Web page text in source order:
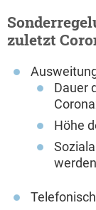
zuletzt
Dauer
Höhe
werden